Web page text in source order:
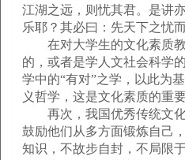
江湖之远，则忧其君。是讲
乐耶？其必曰：先天下之忧
在对大学生的文化素质教
的，或者是学人文社会科学
学中的“有对”之学，以此为
义哲学，这是文化素质的重要
再次，我国优秀传统文化
鼓励他们从多方面锻炼自己
知识，不故步自封，不局限于